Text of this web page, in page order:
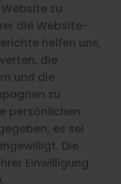
zu
die Website-
helfen uns,
die
und die
zu
persönlichen
es sei
Die
Einwilligung